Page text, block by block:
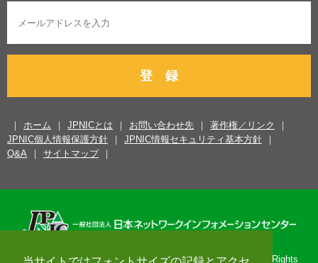
登 録
ホーム JPNICとは お問い合わせ先
著作権／リンク
JPNIC個人情報保護方針
JPNIC情報セキュリティ基本方針
Q&A
サイトマップ
Copyright© 1996-2026 Japan Network Information Center. All Rights